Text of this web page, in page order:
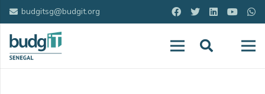
budgitsg@budgit.org